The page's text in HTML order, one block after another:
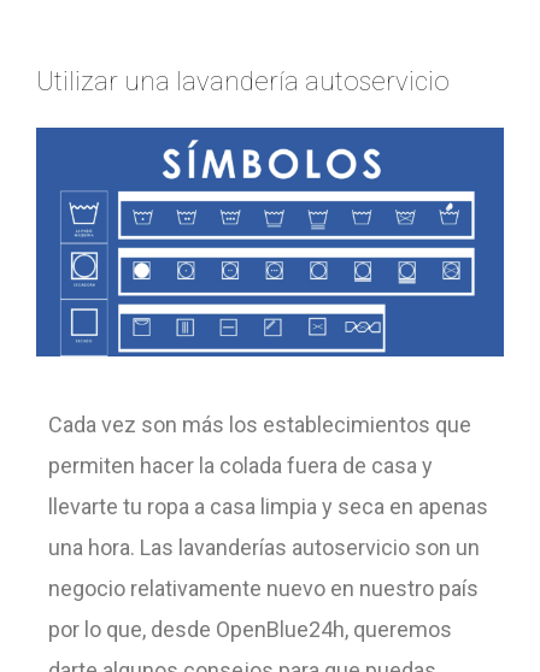
Utilizar una lavandería autoservicio
Cada vez son más los establecimientos que
permiten hacer la colada fuera de casa y
llevarte tu ropa a casa limpia y seca en apenas
una hora. Las lavanderías autoservicio son un
negocio relativamente nuevo en nuestro país
por lo que, desde OpenBlue24h, queremos